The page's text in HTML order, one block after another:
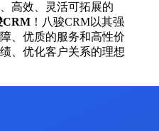
高效、灵活可拓展的
CRM ！八骏CRM以其强
、优质的服务和高性价
、优化客户关系的理想